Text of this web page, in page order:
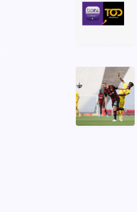
Kanallar
beIN
Aynı
mı?
Farklar
ve
Karagümrük
–
Göztepe